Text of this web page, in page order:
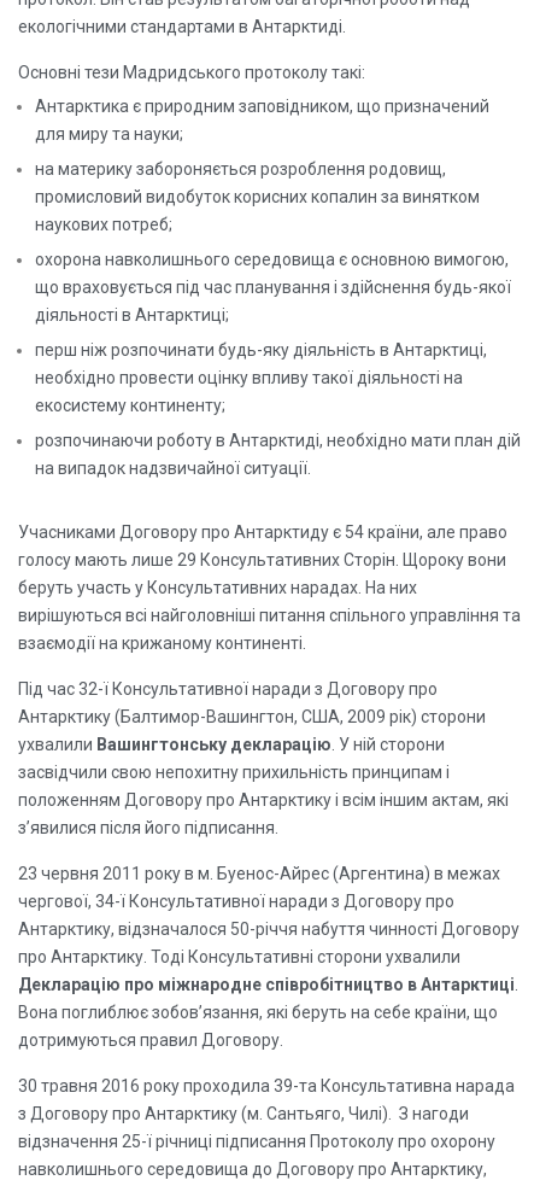
екологічними стандартами в Антарктиді.
Основні тези Мадридського протоколу такі:
Антарктика є природним заповідником, що призначений
для миру та науки;
на материку забороняється розроблення родовищ,
промисловий видобуток корисних копалин за винятком
наукових потреб;
охорона навколишнього середовища є основною вимогою,
що враховується під час планування і здійснення будь-якої
діяльності в Антарктиці;
перш ніж розпочинати будь-яку діяльність в Антарктиці,
необхідно провести оцінку впливу такої діяльності на
екосистему континенту;
розпочинаючи роботу в Антарктиді, необхідно мати план дій
на випадок надзвичайної ситуації.
Учасниками Договору про Антарктиду є 54 країни, але право
голосу мають лише 29 Консультативних Сторін. Щороку вони
беруть участь у Консультативних нарадах. На них
вирішуються всі найголовніші питання спільного управління та
взаємодії на крижаному континенті.
Під час 32-ї Консультативної наради з Договору про
Антарктику (Балтимор-Вашингтон, США, 2009 рік) сторони
ухвалили Вашингтонську декларацію . У ній сторони
засвідчили свою непохитну прихильність принципам і
положенням Договору про Антарктику і всім іншим актам, які
з’явилися після його підписання.
23 червня 2011 року в м. Буенос-Айрес (Аргентина) в межах
чергової, 34-ї Консультативної наради з Договору про
Антарктику, відзначалося 50-річчя набуття чинності Договору
про Антарктику. Тоді Консультативні сторони ухвалили
Декларацію про міжнародне співробітництво в Антарктиці
Вона поглиблює зобов’язання, які беруть на себе країни, що
дотримуються правил Договору.
30 травня 2016 року проходила 39-та Консультативна нарада
з Договору про Антарктику (м. Сантьяго, Чилі). З нагоди
відзначення 25-ї річниці підписання Протоколу про охорону
навколишнього середовища до Договору про Антарктику,